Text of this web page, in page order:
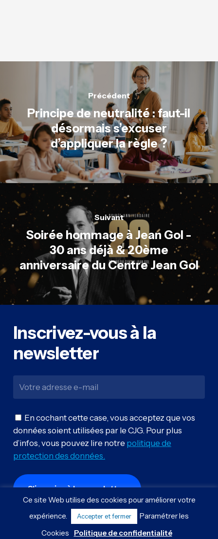
Précédent
Principe de neutralité : faut-il
désormais s’excuser
d’appliquer la règle ?
Suivant
Soirée hommage à Jean Gol -
30 ans déjà & 20ème
anniversaire du Centre Jean Gol
Inscrivez-vousà la
newsletter
En cochant cette case, vous acceptez que vos
données soient utilisées par le CJG. Pour plus
d’infos, vous pouvez lire notre politique de
protection des données.
Ce site Web utilise des cookies pour améliorer votre
expérience.
Accepter et fermer
Paramétrer les
Cookies
Politique de confidentialité